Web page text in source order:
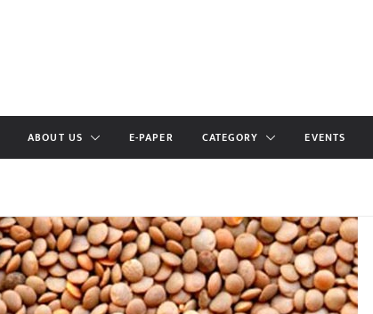
ABOUT US E-PAPER CATEGORY EVENTS